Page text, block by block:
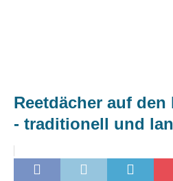
Reetdächer auf
- traditionell und